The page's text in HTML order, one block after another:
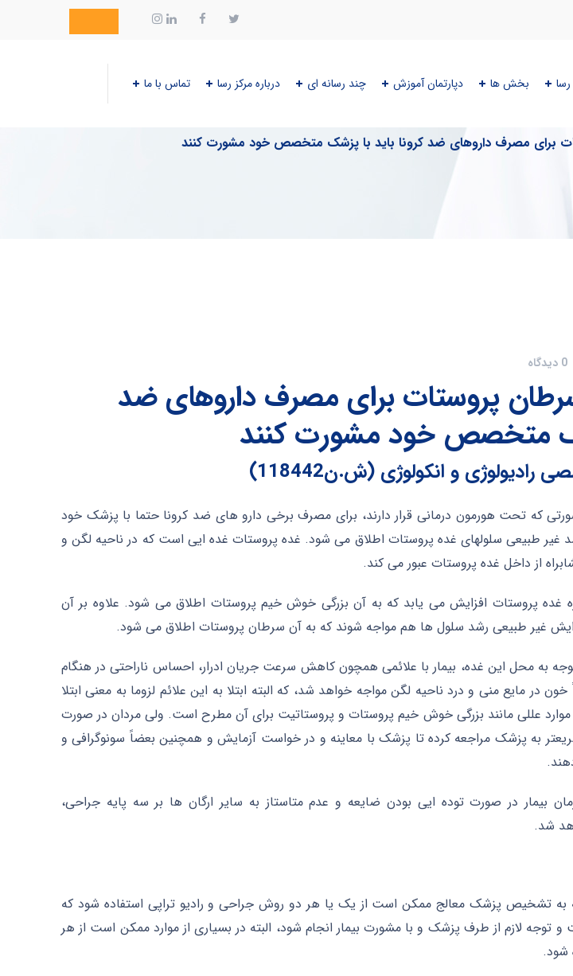
بخش ها دپارتمان آموزش چند رسانه ای درباره مرکز رسا تماس با ما وبلاگ
برای مصرف داروهای ضد کرونا باید با پزشک متخصص خود مشورت کنند
0 دیدگاه
سرطان پروستات برای مصرف داروهای ضد
متخصص خود مشورت کنند
رادیولوژی و انکولوژی (ش.ن118442)
که تحت هورمون درمانی قرار دارند، برای مصرف برخی دارو های ضد کرونا حتما با پزشک خود
غیر طبیعی سلولهای غده پروستات اطلاق می شود. غده پروستات غده ایی است که در ناحیه لگن و
از داخل غده پروستات عبور می کند.
غده پروستات افزایش می یابد که به آن بزرگی خوش خیم پروستات اطلاق می شود. علاوه بر آن
غیر طبیعی رشد سلول ها هم مواجه شوند که به آن سرطان پروستات اطلاق می شود.
به محل این غده، بیمار با علائمی همچون کاهش سرعت جریان ادرار، احساس ناراحتی در هنگام
خون در مایع منی و درد ناحیه لگن مواجه خواهد شد، که البته ابتلا به این علائم لزوما به معنی ابتلا
موارد عللی مانند بزرگی خوش خیم پروستات و پروستاتیت برای آن مطرح است. ولی مردان در صورت
به پزشک مراجعه کرده تا پزشک با معاینه و در خواست آزمایش و همچنین بعضاً سونوگرافی و
در صورت توده ایی بودن ضایعه و عدم متاستاز به سایر ارگان ها بر سه پایه جراحی،
شد.
به تشخیص پزشک معالج ممکن است از یک یا هر دو روش جراحی و رادیو تراپی استفاده شود که
توجه لازم از طرف پزشک و با مشورت بیمار انجام شود، البته در بسیاری از موارد ممکن است از هر
شود.